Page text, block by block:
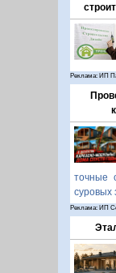
Реклама: ИП
точные
суровых
Реклама: ИП